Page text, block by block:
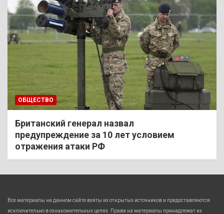
ОБЩЕСТВО
Британский генерал назвал
предупреждение за 10 лет условием
отражения атаки РФ
Все материалы на данном сайте взяты из открытых источников и предоставляются
исключительно в ознакомительных целях. Права на материалы принадлежат их